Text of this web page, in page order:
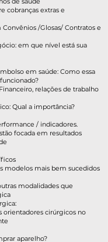
cobranças extras e
/Glosas/ Contratos e
em que nível está sua
em saúde: Como essa
relações de trabalho
Qual a importância?
/ indicadores.
focada em resultados
modelos mais bem sucedidos
modalidades que
orientadores cirúrgicos no
aparelho?